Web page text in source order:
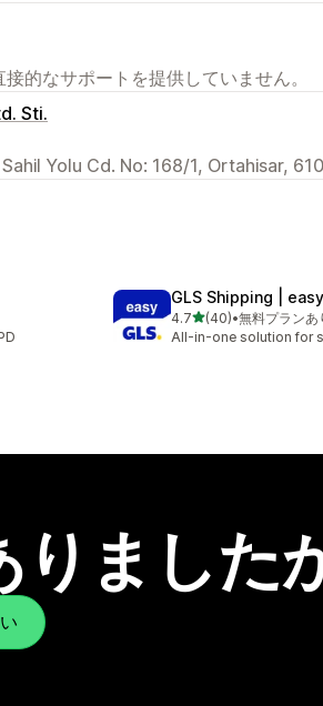
的なサポートを提供していません。
Sti.
Yolu Cd. No: 168/1, Ortahisar,
GLS Shipping |
4.75つ星中
(40)
合計レビュー数：40件
•無料プランあ
All-in-one solution for
ました